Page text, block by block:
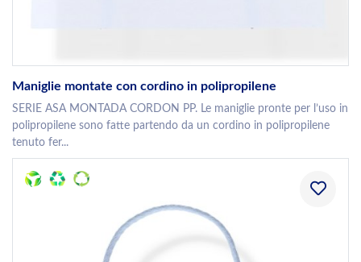
Maniglie montate con cordino in polipropilene
SERIE ASA MONTADA CORDON PP. Le maniglie pronte per l’uso in
polipropilene sono fatte partendo da un cordino in polipropilene
tenuto fer...